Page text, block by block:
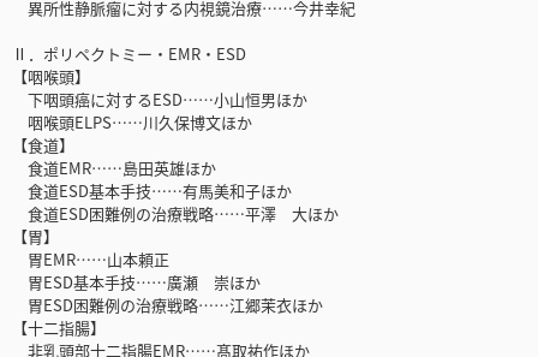
異所性静脈瘤に対する内視鏡治療……今井幸紀
Ⅱ．ポリペクトミー・EMR・ESD
【咽喉頭】
下咽頭癌に対するESD……小山恒男ほか
咽喉頭ELPS……川久保博文ほか
【食道】
食道EMR……島田英雄ほか
食道ESD基本手技……有馬美和子ほか
食道ESD困難例の治療戦略……平澤 大ほか
【胃】
胃EMR……山本頼正
胃ESD基本手技……廣瀬 崇ほか
胃ESD困難例の治療戦略……江郷茉衣ほか
【十二指腸】
非乳頭部十二指腸EMR……髙取祐作ほか